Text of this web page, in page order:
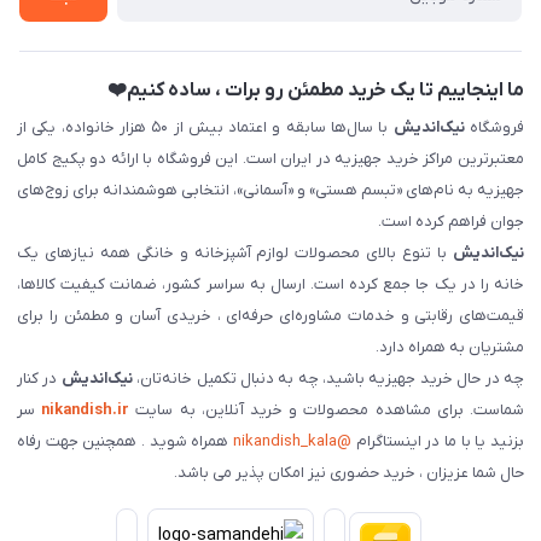
ما اینجاییم تا یک خرید مطمئن رو برات ، ساده کنیم❤️
فروشگاهنیک‌اندیش
با سال‌ها سابقه و اعتماد بیش از ۵۰ هزار خانواده، یکی از
معتبرترین مراکز خرید جهیزیه در ایران است. این فروشگاه با ارائه دو پکیج کامل
جهیزیه به نام‌های «تبسم هستی» و «آسمانی»، انتخابی هوشمندانه برای زوج‌های
جوان فراهم کرده است.
نیک‌اندیش با تنوع بالای محصولات لوازم آشپزخانه و خانگی همه نیازهای یک
خانه را در یک جا جمع کرده است. ارسال به سراسر کشور، ضمانت کیفیت کالاها،
قیمت‌های رقابتی و خدمات مشاوره‌ای حرفه‌ای ، خریدی آسان و مطمئن را برای
مشتریان به همراه دارد.
چه در حال خرید جهیزیه باشید، چه به دنبال تکمیل خانه‌تان،نیک‌اندیش در کنار
شماست. برای مشاهده محصولات و خرید آنلاین، به سایت nikandish.ir سر
بزنید یا با ما در اینستاگرام @nikandish_kala
همراه شوید . همچنین جهت رفاه
حال شما عزیزان ، خرید حضوری نیز امکان پذیر می باشد.